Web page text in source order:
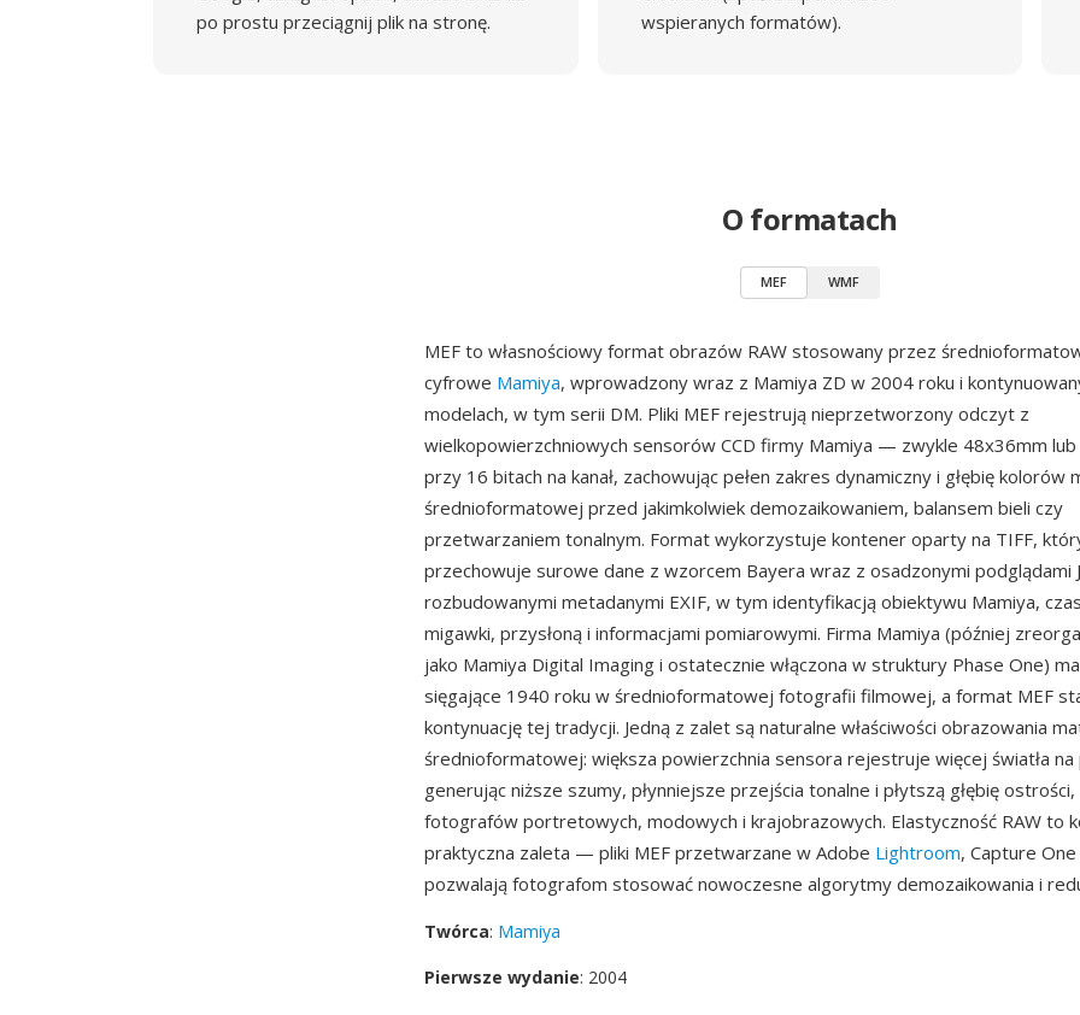
po prostu przeciągnij plik na stronę.
wspieranych formatów).
O formatach
MEF WMF
MEF to własnościowy format obrazów RAW stosowany przez
cyfrowe Mamiya, wprowadzony wraz z Mamiya ZD w 2004 roku i
modelach, w tym serii DM. Pliki MEF rejestrują nieprzetworzony odczyt z
wielkopowierzchniowych sensorów CCD firmy Mamiya — zwykle 48x36mm
przy 16 bitach na kanał, zachowując pełen zakres dynamiczny i głębię kolorów
średnioformatowej przed jakimkolwiek demozaikowaniem, balansem bieli czy
przetwarzaniem tonalnym. Format wykorzystuje kontener oparty na TIFF,
przechowuje surowe dane z wzorcem Bayera wraz z osadzonymi podglądami
rozbudowanymi metadanymi EXIF, w tym identyfikacją obiektywu Mamiya,
migawki, przysłoną i informacjami pomiarowymi. Firma Mamiya (później
jako Mamiya Digital Imaging i ostatecznie włączona w struktury Phase One)
sięgające 1940 roku w średnioformatowej fotografii filmowej, a format MEF
kontynuację tej tradycji. Jedną z zalet są naturalne właściwości obrazowania
średnioformatowej: większa powierzchnia sensora rejestruje więcej światła na
generując niższe szumy, płynniejsze przejścia tonalne i płytszą głębię
fotografów portretowych, modowych i krajobrazowych. Elastyczność RAW to
praktyczna zaleta — pliki MEF przetwarzane w Adobe Lightroom, Capture
pozwalają fotografom stosować nowoczesne algorytmy demozaikowania i
Twórca: Mamiya
Pierwsze wydanie: 2004